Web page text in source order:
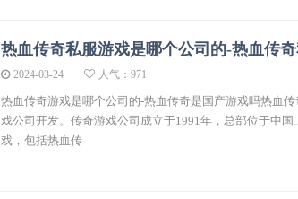
热血传奇私服游戏是哪个公司的-热血传
2024-03-24 人气：971
热血传奇游戏是哪个公司的-热血传奇是国产游戏吗热血
戏公司开发。传奇游戏公司成立于1991年，总部位于中
戏，包括热血传